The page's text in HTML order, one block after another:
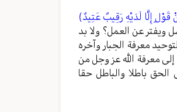
قَوْلٍ إِلَّا لَدَيْهِ رَقِيبٌ عَتِيدٌ)
ويفتر عن العمل؟ ولا بد
معرفة الجبار وآخره
معرفة الله عز وجل من
الحق باطلا والباطل حقا